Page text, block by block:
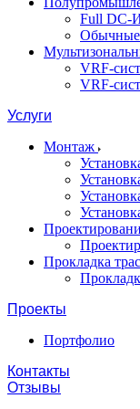
Full DC-
Обычные
VRF-
VRF-
Услуги
Монтаж
Прокладка
Проекты
Портфолио
Контакты
Отзывы